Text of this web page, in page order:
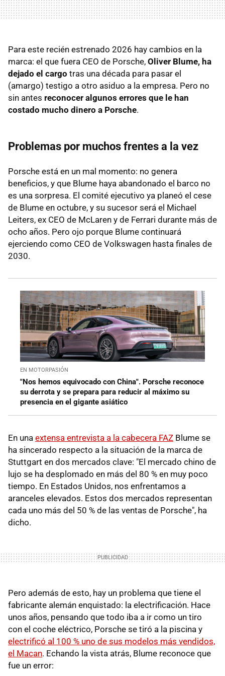
Para este recién estrenado 2026 hay cambios en la
marca: el que fuera CEO de Porsche, Oliver Blume, ha
dejado el cargo tras una década para pasar el
(amargo) testigo a otro asiduo a la empresa. Pero no
sin antes reconocer algunos errores que le han
costado mucho dinero a Porsche.
Problemas por muchos frentes a la vez
Porsche está en un mal momento: no genera
beneficios, y que Blume haya abandonado el barco no
es una sorpresa. El comité ejecutivo ya planeó el cese
de Blume en octubre, y su sucesor será el Michael
Leiters, ex CEO de McLaren y de Ferrari durante más de
ocho años. Pero ojo porque Blume continuará
ejerciendo como CEO de Volkswagen hasta finales de
2030.
EN MOTORPASIÓN
"Nos hemos equivocado con China". Porsche reconoce
su derrota y se prepara para reducir al máximo su
presencia en el gigante asiático
En una extensa entrevista a la cabecera FAZ Blume se
ha sincerado respecto a la situación de la marca de
Stuttgart en dos mercados clave: "El mercado chino de
lujo se ha desplomado en más del 80 % en muy poco
tiempo. En Estados Unidos, nos enfrentamos a
aranceles elevados. Estos dos mercados representan
cada uno más del 50 % de las ventas de Porsche", ha
dicho.
Pero además de esto, hay un problema que tiene el
fabricante alemán enquistado: la electrificación. Hace
unos años, pensando que todo iba a ir como un tiro
con el coche eléctrico, Porsche se tiró a la piscina y
electrificó al 100 % uno de sus modelos más vendidos,
el Macan. Echando la vista atrás, Blume reconoce que
fue un error: